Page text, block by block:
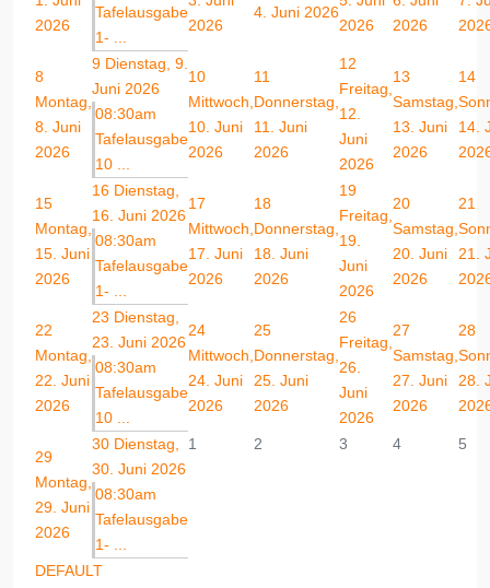
2026
Tafelausgabe
1- ...
2026
4. Juni 2026
2026
2026
8
Montag,
8. Juni
2026
9 Dienstag, 9.
Juni 2026
08:30am
Tafelausgabe
10 ...
10
Mittwoch,
10. Juni
2026
11
Donnerstag,
11. Juni
2026
12
Freitag,
12.
Juni
2026
13
Samstag,
13. Juni
2026
14
14.
15
Montag,
15. Juni
2026
16 Dienstag,
16. Juni 2026
08:30am
Tafelausgabe
1- ...
17
Mittwoch,
17. Juni
2026
18
Donnerstag,
18. Juni
2026
19
Freitag,
19.
Juni
2026
20
Samstag,
20. Juni
2026
21
21.
22
Montag,
22. Juni
2026
23 Dienstag,
23. Juni 2026
08:30am
Tafelausgabe
10 ...
24
Mittwoch,
24. Juni
2026
25
Donnerstag,
25. Juni
2026
26
Freitag,
26.
Juni
2026
27
Samstag,
27. Juni
2026
28
28.
29
Montag,
29. Juni
2026
30 Dienstag,
30. Juni 2026
08:30am
Tafelausgabe
1- ...
1 2 3 4 5
DEFAULT